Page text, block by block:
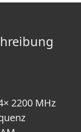
2200 MHz